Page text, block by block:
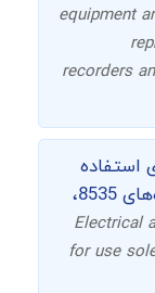
equipment
recorders
استفاده
منحصراً یا عمدتاً با دستگاه‌های شماره‌های 8535،
Electrical
for use